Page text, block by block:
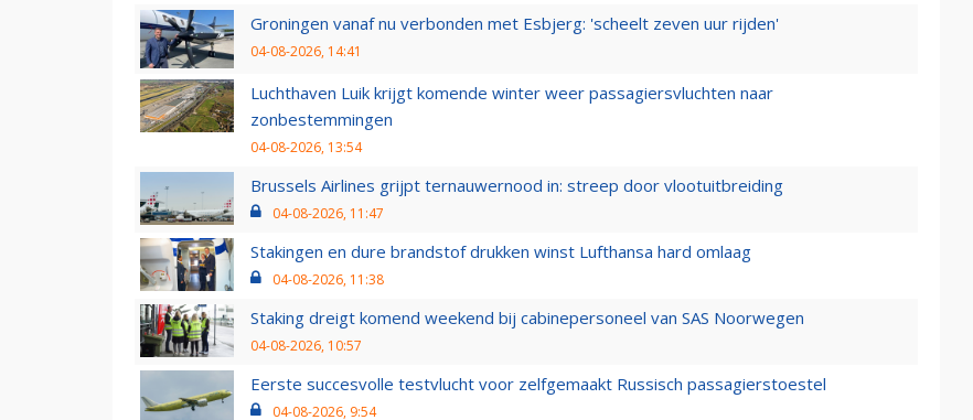
Groningen vanaf nu verbonden met Esbjerg: 'scheelt zeven uur rijden'
04-08-2026, 14:41
Luchthaven Luik krijgt komende winter weer passagiersvluchten naar
zonbestemmingen
04-08-2026, 13:54
Brussels Airlines grijpt ternauwernood in: streep door vlootuitbreiding
04-08-2026, 11:47
Stakingen en dure brandstof drukken winst Lufthansa hard omlaag
04-08-2026, 11:38
Staking dreigt komend weekend bij cabinepersoneel van SAS Noorwegen
04-08-2026, 10:57
Eerste succesvolle testvlucht voor zelfgemaakt Russisch passagierstoestel
04-08-2026, 9:54